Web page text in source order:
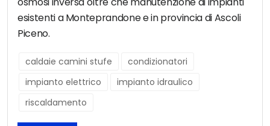
esistenti a Monteprandone e in provincia di Ascoli
Piceno.
caldaie camini stufe
condizionatori
impianto elettrico
impianto idraulico
riscaldamento